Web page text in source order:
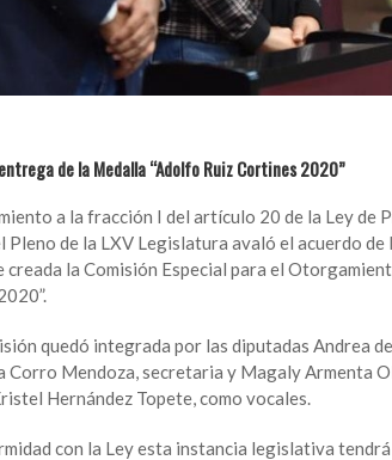
de la Medalla “Adolfo Ruiz Cortines 2020”
a la fracción I del artículo 20 de la Ley de
Pleno de la LXV Legislatura avaló el acuerdo
creada la Comisión Especial para el
quedó integrada por las diputadas Andrea
Mendoza, secretaria y Magaly Armenta
Hernández Topete, como vocales.
con la Ley esta instancia legislativa